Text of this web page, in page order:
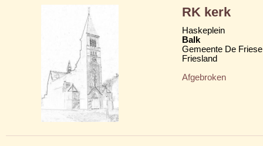
RK kerk
Haskeplein
Balk
Gemeente De
Friesland
Afgebroken